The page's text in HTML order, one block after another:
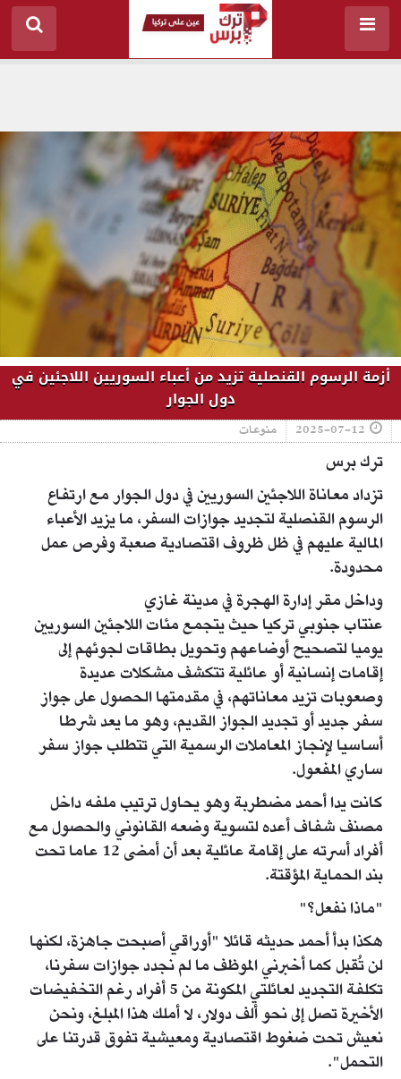
أزمة الرسوم القنصلية تزيد من أعباء السوريين اللاجئين في
دول الجوار
2025-07-12 منوعات
ترك برس
تزداد معاناة اللاجئين السوريين في دول الجوار مع ارتفاع
الرسوم القنصلية لتجديد جوازات السفر، ما يزيد الأعباء
المالية عليهم في ظل ظروف اقتصادية صعبة وفرص عمل
محدودة.
وداخل مقر إدارة الهجرة في مدينة غازي
عنتاب جنوبي تركيا حيث يتجمع مئات اللاجئين السوريين
يوميا لتصحيح أوضاعهم وتحويل بطاقات لجوئهم إلى
إقامات إنسانية أو عائلية تتكشف مشكلات عديدة
وصعوبات تزيد معاناتهم، في مقدمتها الحصول على جواز
سفر جديد أو تجديد الجواز القديم، وهو ما يعد شرطا
أساسيا لإنجاز المعاملات الرسمية التي تتطلب جواز سفر
ساري المفعول.
كانت يدا أحمد مضطربة وهو يحاول ترتيب ملفه داخل
مصنف شفاف أعده لتسوية وضعه القانوني والحصول مع
أفراد أسرته على إقامة عائلية بعد أن أمضى 12 عاما تحت
بند الحماية المؤقتة.
"ماذا نفعل؟"
هكذا بدأ أحمد حديثه قائلا "أوراقي أصبحت جاهزة، لكنها
لن تُقبل كما أخبرني الموظف ما لم نجدد جوازات سفرنا،
تكلفة التجديد لعائلتي المكونة من 5 أفراد رغم التخفيضات
الأخيرة تصل إلى نحو ألف دولار، لا أملك هذا المبلغ، ونحن
نعيش تحت ضغوط اقتصادية ومعيشية تفوق قدرتنا على
التحمل".